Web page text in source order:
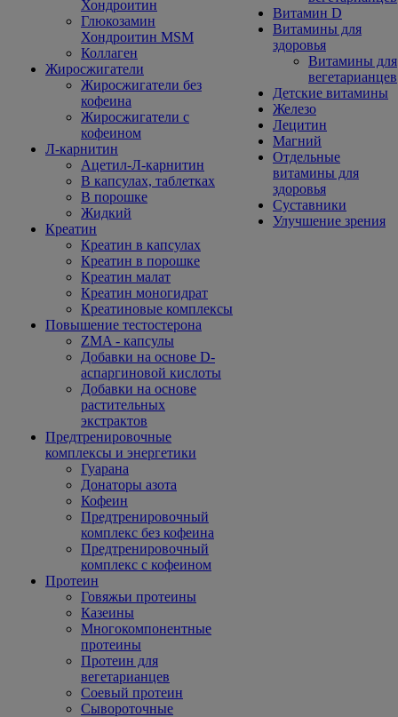
Хондроитин
Глюкозамин
Хондроитин MSM
Коллаген
Жиросжигатели
Жиросжигатели без
кофеина
Жиросжигатели с
кофеином
Л-карнитин
Ацетил-Л-карнитин
В капсулах, таблетках
В порошке
Жидкий
Креатин
Креатин в капсулах
Креатин в порошке
Креатин малат
Креатин моногидрат
Креатиновые комплексы
Повышение тестостерона
ZMA - капсулы
Добавки на основе D-
аспаргиновой кислоты
Добавки на основе
растительных
экстрактов
Предтренировочные
комплексы и энергетики
Гуарана
Донаторы азота
Кофеин
Предтренировочный
комплекс без кофеина
Предтренировочный
комплекс с кофеином
Протеин
Говяжьи протеины
Казеины
Многокомпонентные
протеины
Протеин для
вегетарианцев
Соевый протеин
Сывороточные
Витамин D
Витамины для
здоровья
Витамины для
вегетарианцев
Детские витамины
Железо
Лецитин
Магний
Отдельные
витамины для
здоровья
Суставники
Улучшение зрения